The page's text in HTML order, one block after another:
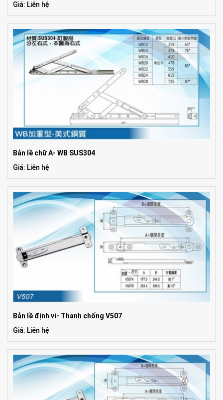
Giá: Liên hệ
Bản lề chữ A- WB SUS304
Giá: Liên hệ
Bản lề định vi- Thanh chống V507
Giá: Liên hệ